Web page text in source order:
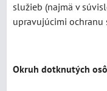
služieb (najmä v
upravujúcimi ochranu
Okruh dotknutých